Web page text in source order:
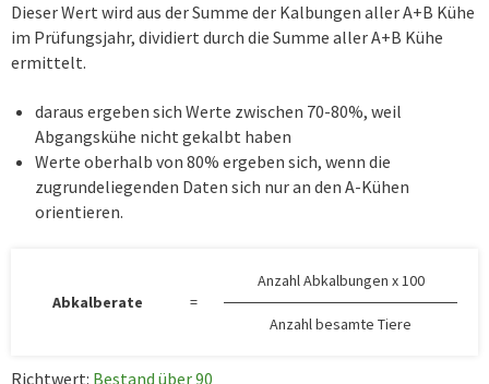
Dieser Wert wird aus der Summe der Kalbungen aller A+B Kühe
im Prüfungsjahr, dividiert durch die Summe aller A+B Kühe
ermittelt.
daraus ergeben sich Werte zwischen 70-80%, weil
Abgangskühe nicht gekalbt haben
Werte oberhalb von 80% ergeben sich, wenn die
zugrundeliegenden Daten sich nur an den A-Kühen
orientieren.
Anzahl Abkalbungen x 100
Abkalberate
=
Anzahl besamte Tiere
Richtwert: Bestand über 90